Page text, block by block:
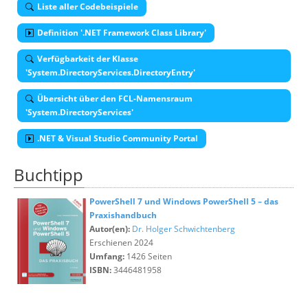
Liste aller Codebeispiele
Definition '.NET Framework Class Library'
Verfügbarkeit der Klasse
'System.DirectoryServices.DirectoryEntry'
Übersicht über den FCL-Namensraum
'System.DirectoryServices'
.NET & Visual Studio Community Portal
Buchtipp
PowerShell 7 und Windows PowerShell 5 – das
Praxishandbuch
Autor(en): Dr. Holger Schwichtenberg
Erschienen 2024
Umfang: 1426 Seiten
ISBN:3446481958